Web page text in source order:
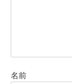
名前